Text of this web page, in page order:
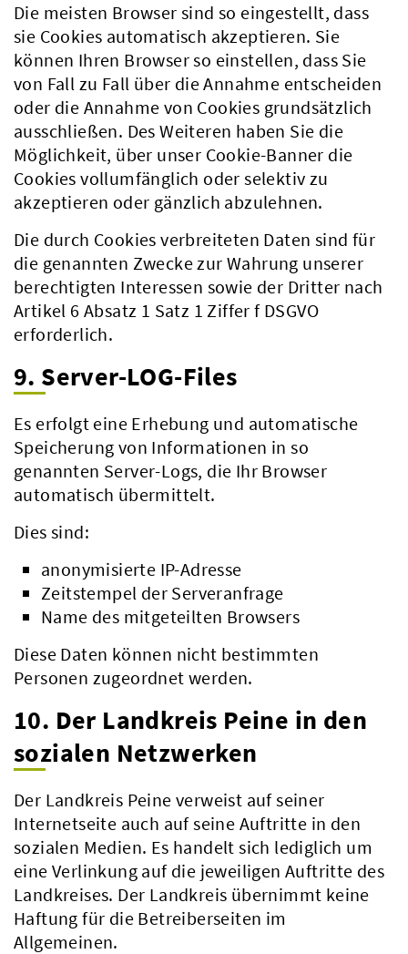
Die meisten Browser sind so eingestellt, dass
sie Cookies automatisch akzeptieren. Sie
können Ihren Browser so einstellen, dass Sie
von Fall zu Fall über die Annahme entscheiden
oder die Annahme von Cookies grundsätzlich
ausschließen. Des Weiteren haben Sie die
Möglichkeit, über unser Cookie-Banner die
Cookies vollumfänglich oder selektiv zu
akzeptieren oder gänzlich abzulehnen.
Die durch Cookies verbreiteten Daten sind für
die genannten Zwecke zur Wahrung unserer
berechtigten Interessen sowie der Dritter nach
Artikel 6 Absatz 1 Satz 1 Ziffer f DSGVO
erforderlich.
9. Server-LOG-Files
Es erfolgt eine Erhebung und automatische
Speicherung von Informationen in so
genannten Server-Logs, die Ihr Browser
automatisch übermittelt.
Dies sind:
anonymisierte IP-Adresse
Zeitstempel der Serveranfrage
Name des mitgeteilten Browsers
Diese Daten können nicht bestimmten
Personen zugeordnet werden.
10. Der Landkreis Peine in den
sozialen Netzwerken
Der Landkreis Peine verweist auf seiner
Internetseite auch auf seine Auftritte in den
sozialen Medien. Es handelt sich lediglich um
eine Verlinkung auf die jeweiligen Auftritte des
Landkreises. Der Landkreis übernimmt keine
Haftung für die Betreiberseiten im
Allgemeinen.